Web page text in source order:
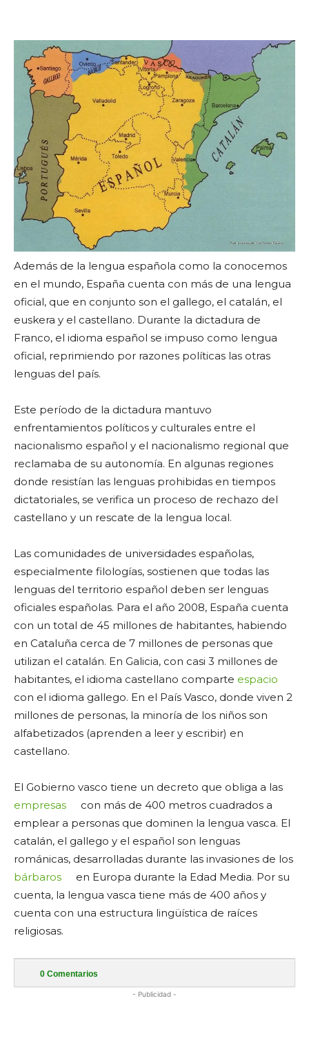
Además de la lengua española como la conocemos
en el mundo, España cuenta con más de una lengua
oficial, que en conjunto son el gallego, el catalán, el
euskera y el castellano. Durante la dictadura de
Franco, el idioma español se impuso como lengua
oficial, reprimiendo por razones políticas las otras
lenguas del país.
Este período de la dictadura mantuvo
enfrentamientos políticos y culturales entre el
nacionalismo español y el nacionalismo regional que
reclamaba de su autonomía. En algunas regiones
donde resistían las lenguas prohibidas en tiempos
dictatoriales, se verifica un proceso de rechazo del
castellano y un rescate de la lengua local.
Las comunidades de universidades españolas,
especialmente filologías, sostienen que todas las
lenguas del territorio español deben ser lenguas
oficiales españolas. Para el año 2008, España cuenta
con un total de 45 millones de habitantes, habiendo
en Cataluña cerca de 7 millones de personas que
utilizan el catalán. En Galicia, con casi 3 millones de
habitantes, el idioma castellano comparte espacio
con el idioma gallego. En el País Vasco, donde viven 2
millones de personas, la minoría de los niños son
alfabetizados (aprenden a leer y escribir) en
castellano.
El Gobierno vasco tiene un decreto que obliga a las
empresas
con más de 400 metros cuadrados a
emplear a personas que dominen la lengua vasca. El
catalán, el gallego y el español son lenguas
románicas, desarrolladas durante las invasiones de los
bárbaros
en Europa durante la Edad Media. Por su
cuenta, la lengua vasca tiene más de 400 años y
cuenta con una estructura lingüística de raíces
religiosas.
0 Comentarios
- Publicidad -